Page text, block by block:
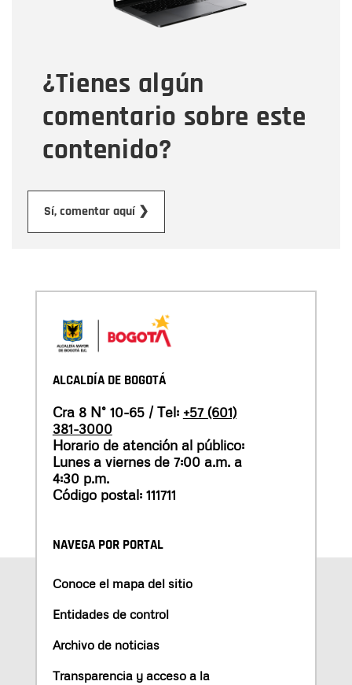
¿Tienes algún
comentario sobre este
contenido?
Sí, comentar aquí ❯
Tipo de comentario
Mensaje
ALCALDÍA DE BOGOTÁ
Cra 8 N° 10-65 / Tel: +57 (601)
381-3000
Horario de atención al público:
Lunes a viernes de 7:00 a.m. a
4:30 p.m.
Código postal: 111711
NAVEGA POR PORTAL
Conoce el mapa del sitio
Entidades de control
Archivo de noticias
Transparencia y acceso a la